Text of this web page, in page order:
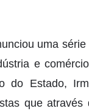
uma
e
do Estado,
que